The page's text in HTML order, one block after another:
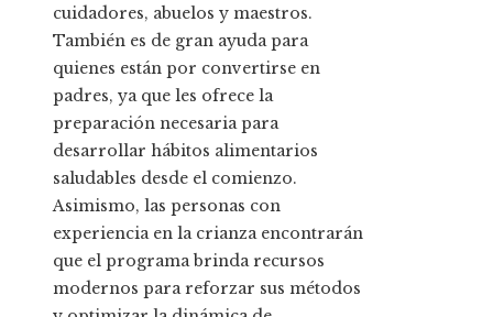
cuidadores, abuelos y maestros.
También es de gran ayuda para
quienes están por convertirse en
padres, ya que les ofrece la
preparación necesaria para
desarrollar hábitos alimentarios
saludables desde el comienzo.
Asimismo, las personas con
experiencia en la crianza encontrarán
que el programa brinda recursos
modernos para reforzar sus métodos